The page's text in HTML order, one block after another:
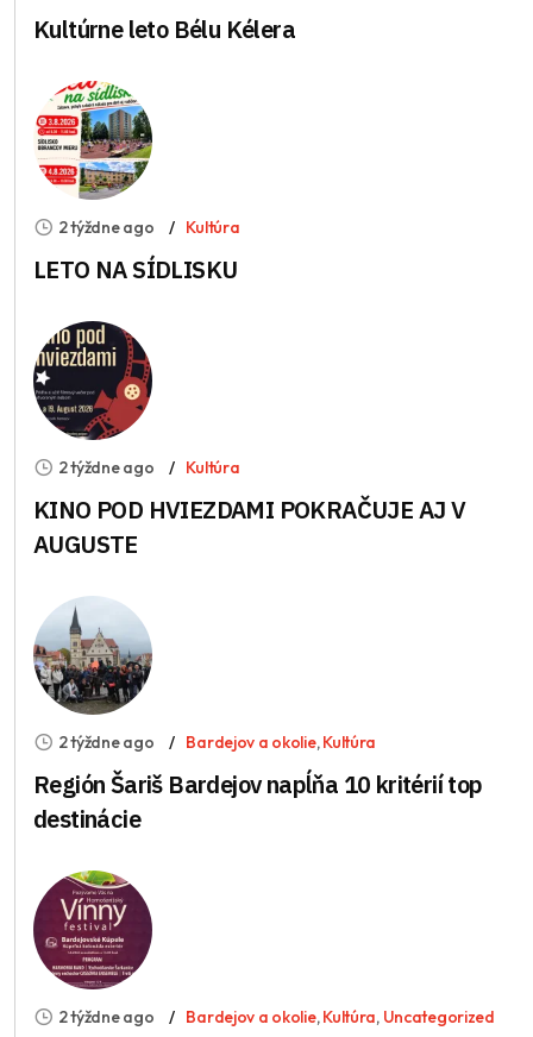
Kultúrne leto Bélu Kélera
2 týždne ago Kultúra
LETO NA SÍDLISKU
2 týždne ago Kultúra
KINO POD HVIEZDAMI POKRAČUJE AJ V
AUGUSTE
2 týždne ago Bardejov a okolie,Kultúra
Región Šariš Bardejov napĺňa 10 kritérií top
destinácie
2 týždne ago Bardejov a okolie,Kultúra, Uncategorized